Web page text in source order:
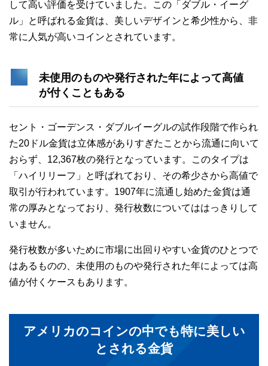
して高い評価を受けていました。この「ダブル・イーグ
ル」と呼ばれる金貨は、美しいデザインと希少性から、非
常に人気が高いコインとされています。
未使用のものや発行された年によって高値
が付くこともある
セント・ゴーデンス・ダブルイーグルの試作段階で作られ
た20ドル金貨は立体感がありすぎたことから流通に向いて
おらず、12,367枚の発行となっています。このタイプは
「ハイリリーフ」と呼ばれており、その希少さから高値で
取引が行われています。1907年に流通し始めた金貨は通
常の厚みとなっており、発行枚数についてははっきりして
いません。
発行枚数が多いために市場に出回りやすい金貨のひとつで
はあるものの、未使用のものや発行された年によっては高
値が付くケースもあります。
アメリカのコインの中でも特に美しい
とされる金貨